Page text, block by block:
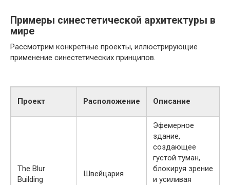
Примеры синестетической архитектуры в
мире
Рассмотрим конкретные проекты, иллюстрирующие
применение синестетических принципов.
Проект Расположение Описание
The Blur
Building
Швейцария
Эфемерное
здание,
создающее
густой туман,
блокируя зрение
и усиливая